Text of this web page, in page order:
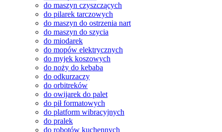
do maszyn czyszczących
do pilarek tarczowych
do maszyn do ostrzenia nart
do maszyn do szycia
do miodarek
do mopów elektrycznych
do myjek koszowych
do noży do kebaba
do odkurzaczy
do orbitreków
do owijarek do palet
do pił formatowych
do platform wibracyjnych
do pralek
do robotów kuchennych